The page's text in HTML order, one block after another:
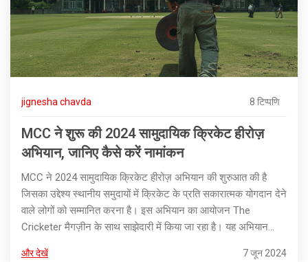
jignesha chavda 8 टिप्पणि
MCC ने शुरू की 2024 सामुदायिक क्रिकेट हीरोज़
अभियान, जानिए कैसे करें नामांकन
MCC ने 2024 सामुदायिक क्रिकेट हीरोज़ अभियान की शुरुआत की है
जिसका उद्देश्य स्थानीय समुदायों में क्रिकेट के प्रति सकारात्मक योगदान देने
वाले लोगों को सम्मानित करना है। इस अभियान का आयोजन The
Cricketer मैगज़ीन के साथ साझेदारी में किया जा रहा है। यह अभियान
और देखें 7 जून 2024